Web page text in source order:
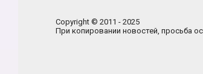
Copyright © 2011 - 2025
При копировании новостей, просьба